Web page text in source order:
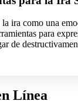
ira como una
para
de
Línea